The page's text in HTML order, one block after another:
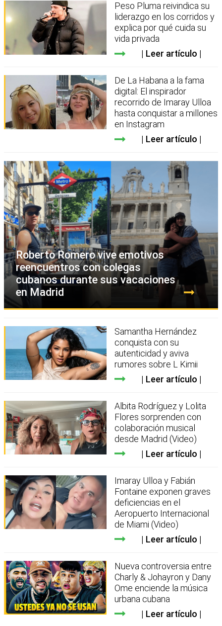
Peso Pluma reivindica su
liderazgo en los corridos y
explica por qué cuida su
vida privada
Leer artículo
De La Habana a la fama
digital: El inspirador
recorrido de Imaray Ulloa
hasta conquistar a millones
en Instagram
Leer artículo
Roberto Romero vive emotivos
reencuentros con colegas
cubanos durante sus vacaciones
en Madrid
Samantha Hernández
conquista con su
autenticidad y aviva
rumores sobre L Kimii
Leer artículo
Albita Rodríguez y Lolita
Flores sorprenden con
colaboración musical
desde Madrid (Video)
Leer artículo
Imaray Ulloa y Fabián
Fontaine exponen graves
deficiencias en el
Aeropuerto Internacional
de Miami (Video)
Leer artículo
Nueva controversia entre
Charly & Johayron y Dany
Ome enciende la música
urbana cubana
Leer artículo